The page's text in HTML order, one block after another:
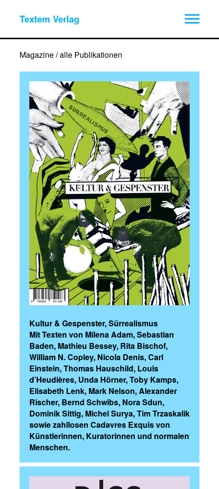
Textem Verlag
Magazine / alle Publikationen
Kultur & Gespenster, Sürrealismus
Mit Texten von Milena Adam, Sebastian
Baden, Mathieu Bessey, Rita Bischof,
William N. Copley, Nicola Denis, Carl
Einstein, Thomas Hauschild, Louis
d’Heudières, Unda Hörner, Toby Kamps,
Elisabeth Lenk, Mark Nelson, Alexander
Rischer, Bernd Schwibs, Nora Sdun,
Dominik Sittig, Michel Surya, Tim Trzaskalik
sowie zahllosen Cadavres Exquis von
Künstlerinnen, Kuratorinnen und normalen
Menschen.